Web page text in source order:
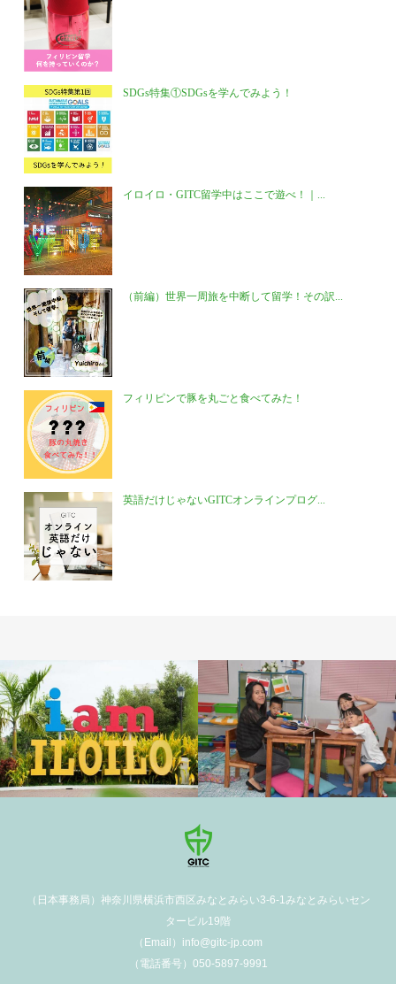
SDGs特集①SDGsを学んでみよう！
イロイロ・GITC留学中はここで遊べ！｜...
（前編）世界一周旅を中断して留学！その訳...
フィリピンで豚を丸ごと食べてみた！
英語だけじゃないGITCオンラインプログ...
（日本事務局）神奈川県横浜市西区みなとみらい3-6-1みなとみらいセン
タービル19階
（Email）info@gitc-jp.com
（電話番号）050-5897-9991